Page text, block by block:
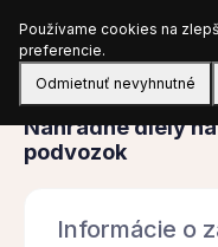
Obstarávanie
Náhradné diely
podvozok
Informácie o
Používame cookies na
preferencie.
Odmietnuť nevyhnutné